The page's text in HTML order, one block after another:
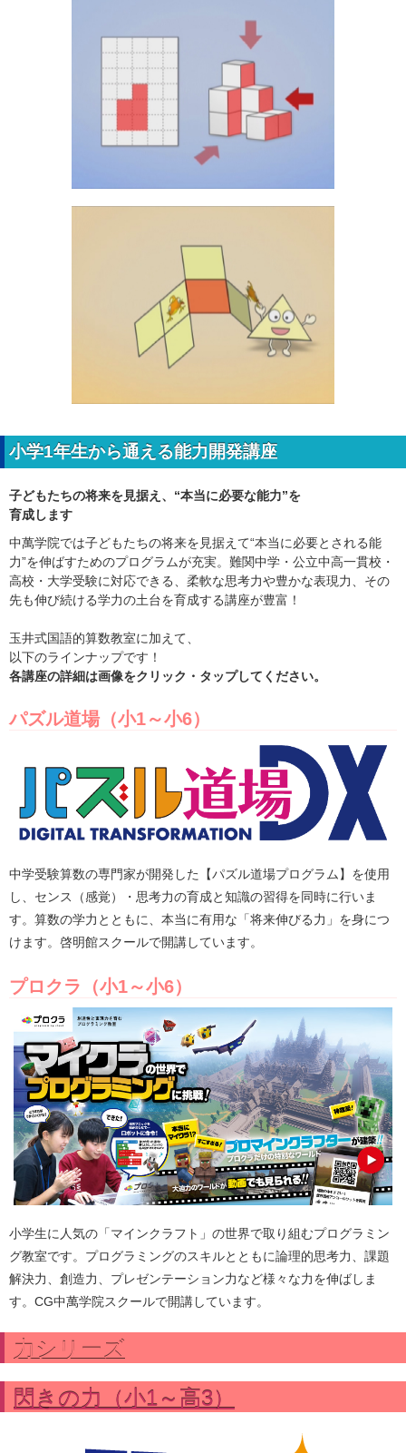
小学1年生から通える能力開発講座
子どもたちの将来を見据え、“本当に必要な能力”を
育成します
中萬学院では子どもたちの将来を見据えて“本当に必要とされる能
力”を伸ばすためのプログラムが充実。難関中学・公立中高一貫校・
高校・大学受験に対応できる、柔軟な思考力や豊かな表現力、その
先も伸び続ける学力の土台を育成する講座が豊富！
玉井式国語的算数教室に加えて、
以下のラインナップです！
各講座の詳細は画像をクリック・タップしてください。
パズル道場（小1～小6）
中学受験算数の専門家が開発した【パズル道場プログラム】を使用
し、センス（感覚）・思考力の育成と知識の習得を同時に行いま
す。算数の学力とともに、本当に有用な「将来伸びる力」を身につ
けます。啓明館スクールで開講しています。
プロクラ（小1～小6）
小学生に人気の「マインクラフト」の世界で取り組むプログラミン
グ教室です。プログラミングのスキルとともに論理的思考力、課題
解決力、創造力、プレゼンテーション力など様々な力を伸ばしま
す。CG中萬学院スクールで開講しています。
力シリーズ
閃きの力（小1～高3）